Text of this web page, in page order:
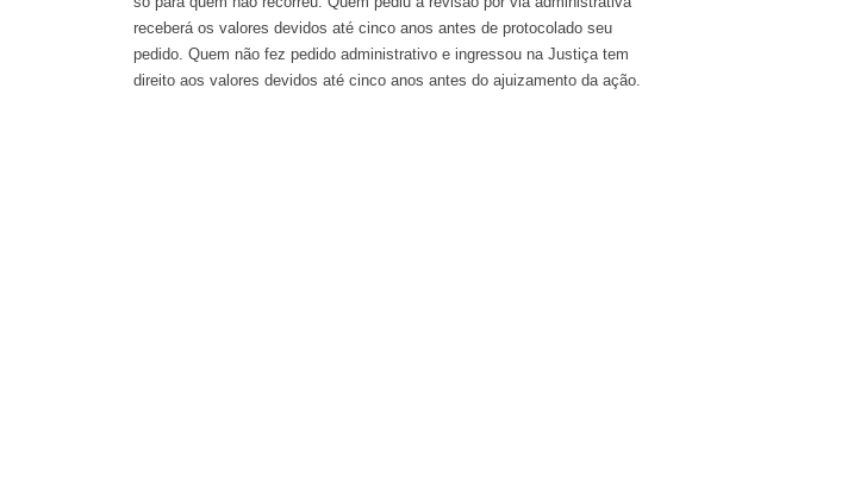
receberá os valores devidos até cinco anos antes de protocolado seu
pedido. Quem não fez pedido administrativo e ingressou na Justiça tem
direito aos valores devidos até cinco anos antes do ajuizamento da ação.